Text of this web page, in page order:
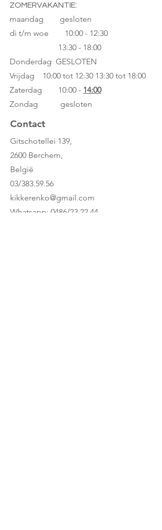
ZOMERVAKANTIE:
maandag gesloten
di t/m woe 10:00 - 12:30
13:30 - 18:00
Donderdag GESLOTEN
Vrijdag 10:00 tot 12:30 13:30 tot 18:00
Zaterdag 10:00 - 14:00
Zondag gesloten
Contact
Gitschotellei 139,
2600 Berchem,
België
03/383.59.56
kikkerenko@gmail.com
Whatsapp: 0486/23.22.44